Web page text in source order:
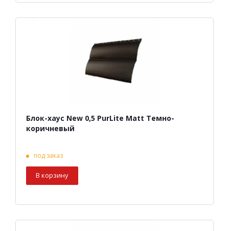
Блок-хаус New 0,5 PurLite Matt Темно-
коричневый
под заказ
В корзину